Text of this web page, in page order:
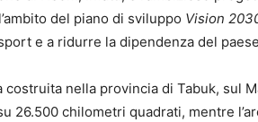
del piano di sviluppo Vision
e a ridurre la dipendenza del
costruita nella provincia di Tabuk, sul
26.500 chilometri quadrati, mentre